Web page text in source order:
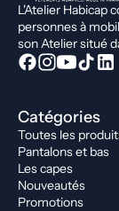
L'Atelier Habicap
personnes à
son Atelier situé
Catégories
Toutes les
Pantalons et bas
Les capes
Nouveautés
Promotions